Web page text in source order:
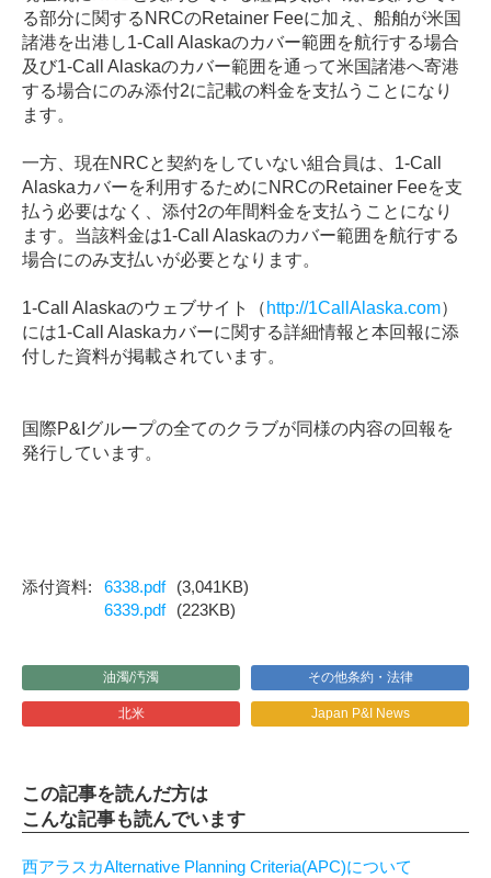
る部分に関するNRCのRetainer Feeに加え、船舶が米国
諸港を出港し1-Call Alaskaのカバー範囲を航行する場合
及び1-Call Alaskaのカバー範囲を通って米国諸港へ寄港
する場合にのみ添付2に記載の料金を支払うことになり
ます。
一方、現在NRCと契約をしていない組合員は、1-Call
Alaskaカバーを利用するためにNRCのRetainer Feeを支
払う必要はなく、添付2の年間料金を支払うことになり
ます。当該料金は1-Call Alaskaのカバー範囲を航行する
場合にのみ支払いが必要となります。
1-Call Alaskaのウェブサイト（ http://1CallAlaska.com）
には1-Call Alaskaカバーに関する詳細情報と本回報に添
付した資料が掲載されています。
国際P&Iグループの全てのクラブが同様の内容の回報を
発行しています。
6338.pdf
(3,041KB)
6339.pdf
(223KB)
油濁/汚濁 その他条約・法律
北米 Japan P&I News
この記事を読んだ方は
こんな記事も読んでいます
西アラスカAlternative Planning Criteria(APC)について